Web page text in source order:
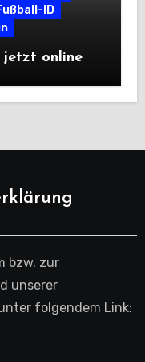
ID
jetzt online
bzw. zur
unserer
folgendem Link: